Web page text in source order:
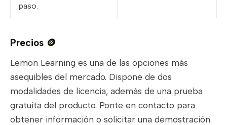
paso.
Precios 🪙
Lemon Learning es una de las opciones más
asequibles del mercado. Dispone de dos
modalidades de licencia, además de una prueba
gratuita del producto. Ponte en contacto para
obtener información o solicitar una demostración.